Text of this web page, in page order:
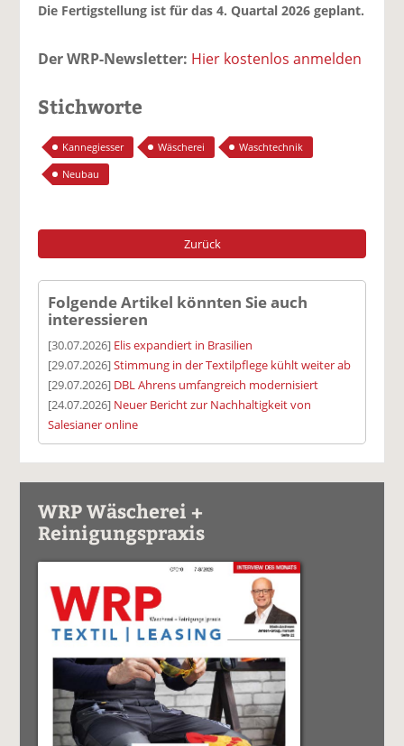
Die Fertigstellung ist für das 4. Quartal 2026 geplant.
Der WRP-Newsletter: Hier kostenlos anmelden
Stichworte
Kannegiesser Wäscherei
Waschtechnik
Neubau
Zurück
Folgende Artikel könnten Sie auch
interessieren
[30.07.2026] Elis expandiert in Brasilien
[29.07.2026]Stimmung in der Textilpflege kühlt weiter ab
[29.07.2026] DBL Ahrens umfangreich modernisiert
[24.07.2026] Neuer Bericht zur Nachhaltigkeit von
Salesianer online
WRP Wäscherei +
Reinigungspraxis